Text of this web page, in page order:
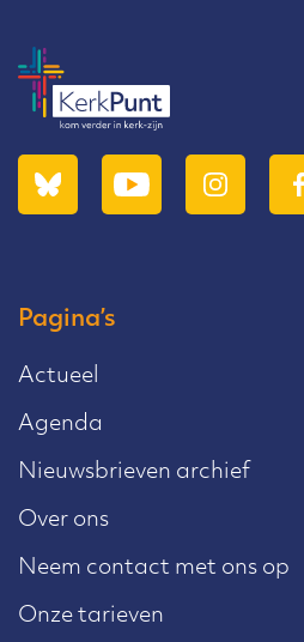
Pagina’s
Actueel
Agenda
Nieuwsbrieven archief
Over ons
Neem contact met ons op
Onze tarieven